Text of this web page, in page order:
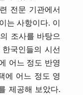
전문 기관에서
는 사항이다. 이
조사를 바탕으
국인들의 시선
어느 정도 반영
에 어느 정도 영
제공해 보았다.